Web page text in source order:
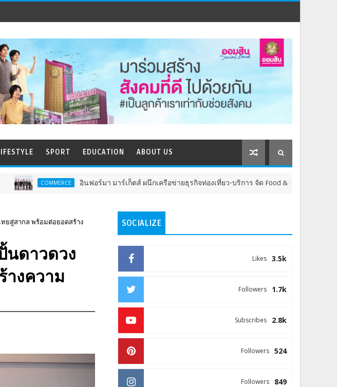
SPORT EDUCATION ABOUT US
อินฟอร์มา มาร์เก็ตส์ ผนึกเครือข่ายธุรกิจท่องเที่ยว-บริการ จัด Food & Hospitality Thailand 2026 เชื่อม
ทยสู่สากล พร้อมต่อยอดสร้าง
นดาวดวง
งความ
SOCIALIZE
3.5k
Likes
1.7k
Followers
2.8k
Subscribes
524
Followers
849
Followers